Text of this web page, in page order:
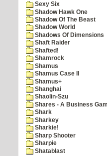
Sexy Six
Shadow Hawk One
Shadow Of The Beast
Shadow World
Shadows Of Dimensions
Shaft Raider
Shafted!
Shamrock
Shamus
Shamus Case II
Shamus+
Shanghai
Shaolin-Szu
Shares - A Business
Shark
Sharkey
Sharkie!
Sharp Shooter
Sharpie
Shatablast